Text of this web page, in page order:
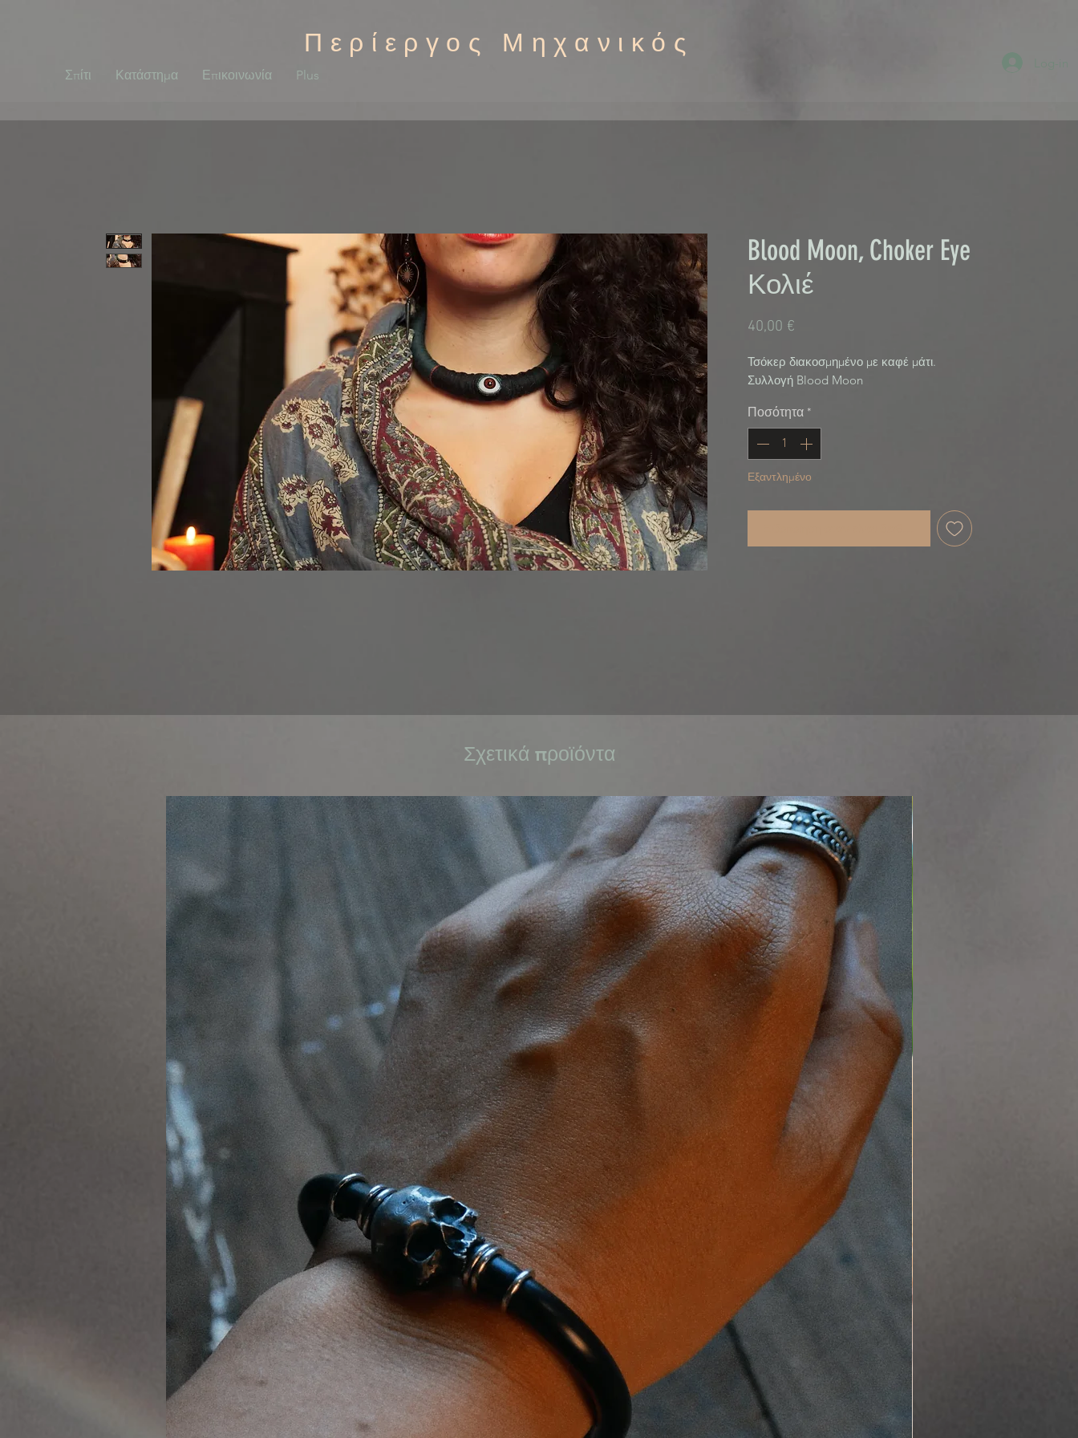
Σπίτι Κατάστημα Επικοινωνία Plus
Περίεργος Μηχανικός
Blood Moon, Choker Eye
Κολιέ
40,00 €
Τσόκερ διακοσμημένο με καφέ μάτι.
Συλλογή Blood Moon
Ποσότητα *
Εξαντλημένο
Σχετικά προϊόντα